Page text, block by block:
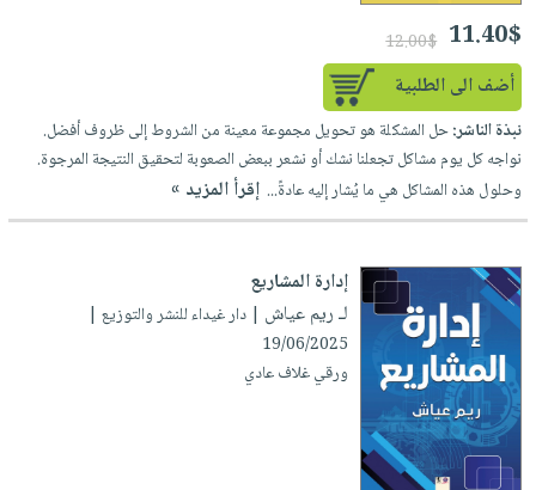
11.40$
12.00$
أضف الى الطلبية
نبذة الناشر:حل المشكلة هو تحويل مجموعة معينة من الشروط إلى ظروف أفضل.
نواجه كل يوم مشاكل تجعلنا نشك أو نشعر ببعض الصعوبة لتحقيق النتيجة المرجوة.
وحلول هذه المشاكل هي ما يُشار إليه عادةً... إقرأ المزيد »
إدارة المشاريع
لـ ريم عياش | دار غيداء للنشر والتوزيع |
19/06/2025
ورقي غلاف عادي